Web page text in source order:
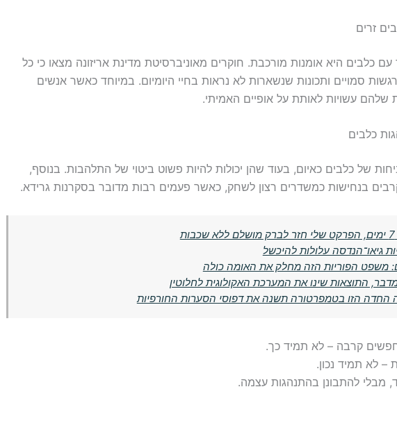
זרים
כלבים היא אומנות מורכבת. חוקרים מאוניברסיטת מדינת אריזונה מצאו כי כל
סמויים ותכונות שנשארות לא נראות בחיי היומיום. במיוחד כאשר אנשים
שלהם עשויות לאותת על אופיים האמיתי.
כלבים
של כלבים כאיום, בעוד שהן יכולות להיות פשוט ביטוי של התלהבות. בנוסף,
בנחישות כמשדרים רצון לשחק, כאשר פעמים רבות מדובר בסקרנות גרידא.
גיאו־הנדסה עלולות להיכשל
משפט הפוריות הזה מחלק את האומה כולה
התוצאות שינו את המערכת האקולוגית לחלוטין
החדה הזו בטמפרטורה תשנה את דפוסי הסערות החורפיות
קרבה – לא תמיד כך.
– לא תמיד נכון.
להתבונן בהתנהגות עצמה.